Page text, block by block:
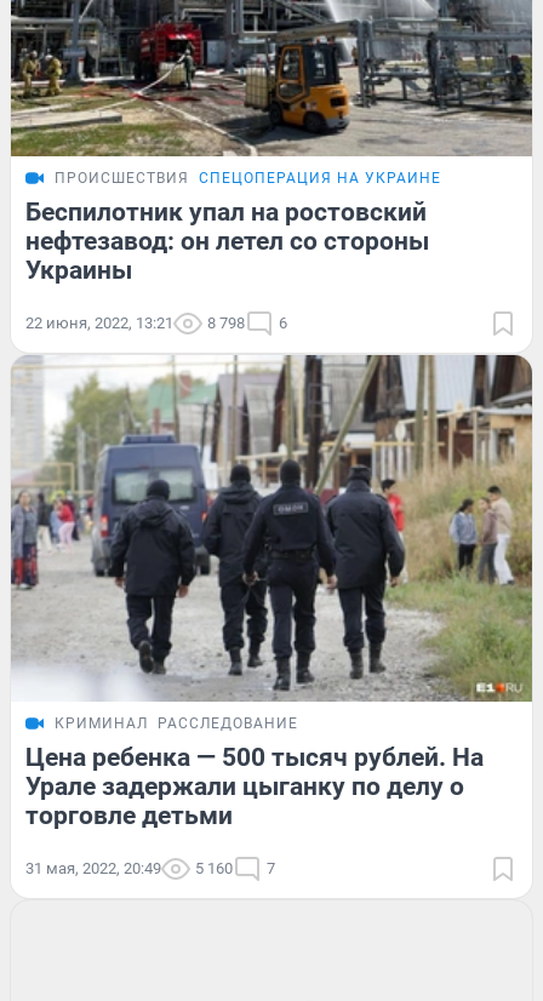
ПРОИСШЕСТВИЯ СПЕЦОПЕРАЦИЯ НА УКРАИНЕ
Беспилотник упал на ростовский
нефтезавод: он летел со стороны
Украины
22 июня, 2022, 13:21 8 798 6
КРИМИНАЛ РАССЛЕДОВАНИЕ
Цена ребенка — 500 тысяч рублей. На
Урале задержали цыганку по делу о
торговле детьми
31 мая, 2022, 20:49 5 160 7